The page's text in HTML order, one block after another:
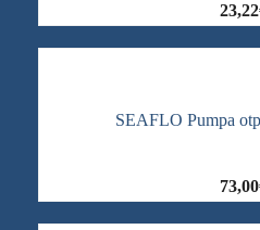
23,22
SEAFLO Pumpa
73,00